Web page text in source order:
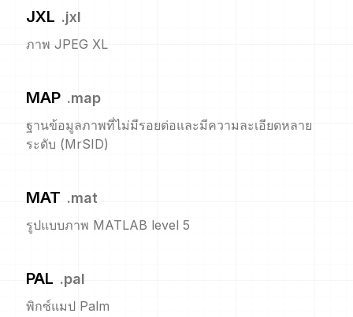
JXL .jxl
ภาพ JPEG XL
MAP .map
ฐานข้อมูลภาพที่ไม่มีรอยต่อและมีความละเอียดหลาย
ระดับ (MrSID)
MAT .mat
รูปแบบภาพ MATLAB level 5
PAL .pal
พิกซ์แมป Palm